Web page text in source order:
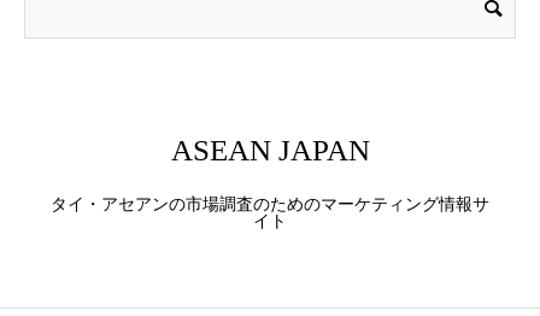
ASEAN JAPAN
タイ・アセアンの市場調査のためのマーケティング情報サ
イト